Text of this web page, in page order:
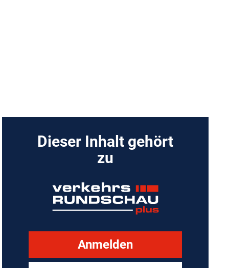
Dieser Inhalt gehört
zu
Anmelden